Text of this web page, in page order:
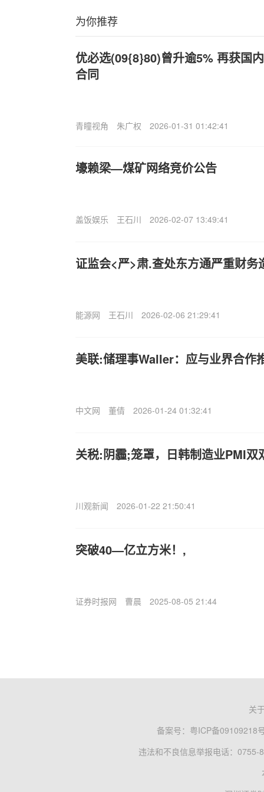
为你推荐
优必选(09{8}80)曾升逾5% 再获国
合同
青瞳视角 朱广权 2026-01-31 01:42:41
壕赖梁—煤矿网络竞价公告
盖饭娱乐 王石川 2026-02-07 13:49:41
证监会<严>肃.查处东方通严重财务
能源网 王石川 2026-02-06 21:29:41
美联:储理事Waller：应与业界合作
中文网 董倩 2026-01-24 01:32:41
关税:阴霾;笼罩，日韩制造业PMI双
川观新闻 2026-01-22 21:50:41
突破40—亿立方米！,
证券时报网 曹晨 2025-08-05 21:44
关
备案号： 粤ICP备09109218
违法和不良信息举报电话：0755-